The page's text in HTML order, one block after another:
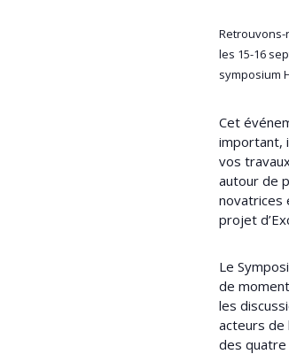
Retrouvons-
les 15-16
symposium
Cet
important,
vos
autour de
novatrices
projet
Le
de
les
acteurs de
des quatre